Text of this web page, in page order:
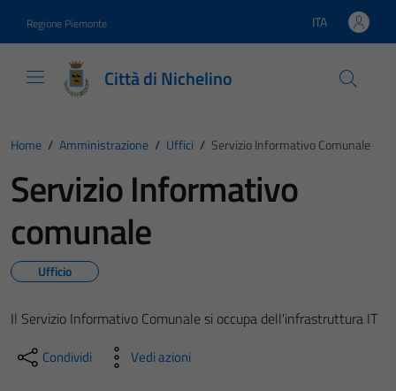
Regione Piemonte Lingua attiva:
ITA
Città di Nichelino
Home / Amministrazione / Uffici / Servizio Informativo Comunale
Servizio Informativo
comunale
Ufficio
Il Servizio Informativo Comunale si occupa dell'infrastruttura IT
Condividi Vedi azioni